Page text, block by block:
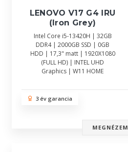
LENOVO V17 G4 IRU
(Iron Grey)
Intel Core i5-13420H | 32GB
DDR4 | 2000GB SSD | 0GB
HDD | 17,3" matt | 1920X1080
(FULL HD) | INTEL UHD
Graphics | W11 HOME
3 év garancia
MEGNÉZEM